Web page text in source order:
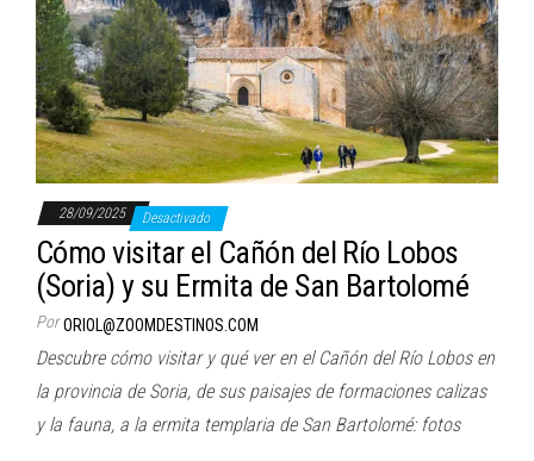
28/09/2025 Desactivado
Cómo visitar el Cañón del Río Lobos
(Soria) y su Ermita de San Bartolomé
Por ORIOL@ZOOMDESTINOS.COM
Descubre cómo visitar y qué ver en el Cañón del Río Lobos en
la provincia de Soria, de sus paisajes de formaciones calizas
y la fauna, a la ermita templaria de San Bartolomé: fotos